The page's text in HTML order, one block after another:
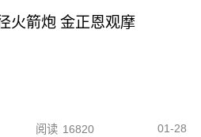
火箭炮 金正恩观摩
阅读 16820 01-28